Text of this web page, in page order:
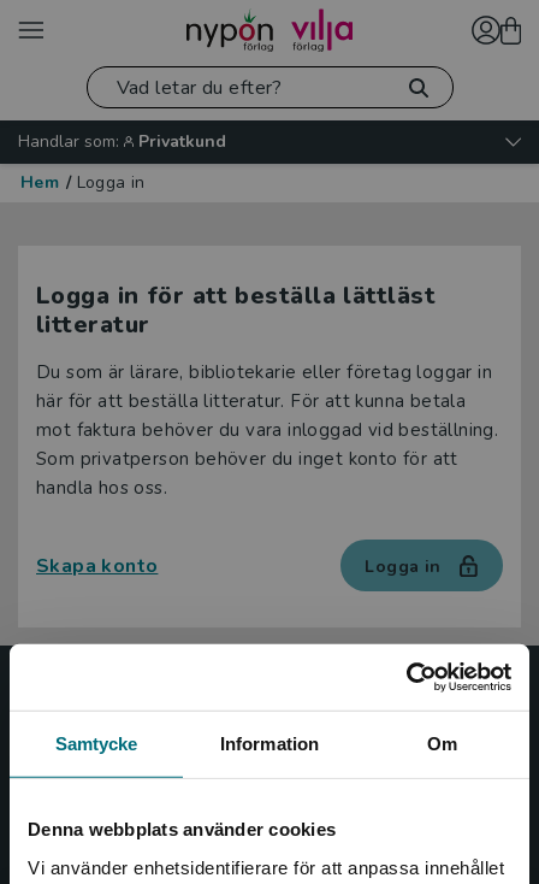
Samtycke Information Om
Denna webbplats använder cookies
Vi använder enhetsidentifierare för att anpassa innehållet
Handlar som:
Privatkund
Hem / Logga in
Logga in för att beställa lättläst
litteratur
Du som är lärare, bibliotekarie eller företag loggar in
här för att beställa litteratur. För att kunna betala
mot faktura behöver du vara inloggad vid beställning.
Som privatperson behöver du inget konto för att
handla hos oss.
Skapa konto Logga in
Nypon och Vilja
Nypon och Vilja förlag ger ut böcker som väcker läslust
såväl barn som vuxna.
Nypon och Vilja förlag är en del av Studentlitteratur.